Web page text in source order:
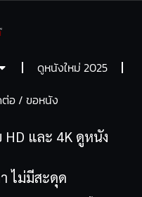
ดูหนังใหม่ 2025
อ / ขอหนัง
และ 4K ดูหนัง
ไม่มีสะดุด